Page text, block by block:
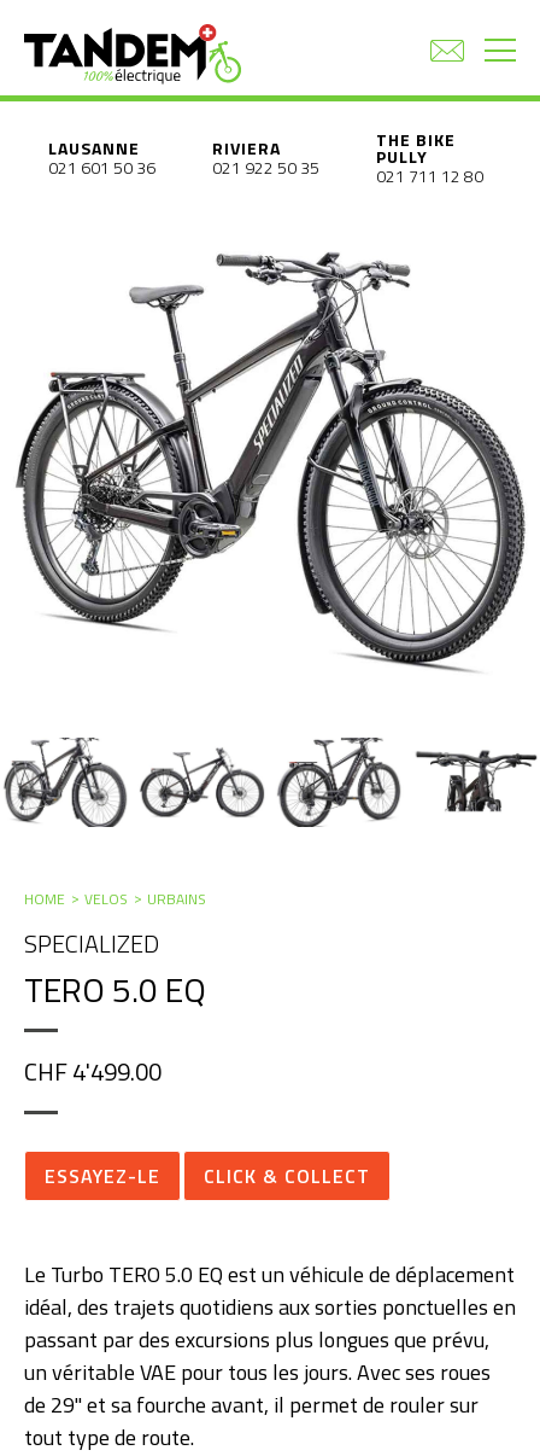
LAUSANNE
021 601 50 36
RIVIERA
021 922 50 35
THE BIKE
PULLY
021 711 12 80
HOME VELOS URBAINS
SPECIALIZED
TERO 5.0 EQ
CHF 4'499.00
ESSAYEZ-LE CLICK & COLLECT
Le Turbo TERO 5.0 EQ est un véhicule de déplacement
idéal, des trajets quotidiens aux sorties ponctuelles en
passant par des excursions plus longues que prévu,
un véritable VAE pour tous les jours. Avec ses roues
de 29'' et sa fourche avant, il permet de rouler sur
tout type de route.